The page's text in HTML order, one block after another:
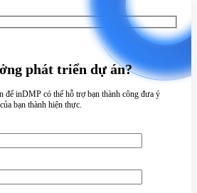
phát triển dự án?
để inDMP có thể hỗ trợ bạn thành công đưa ý
bạn thành hiện thực.